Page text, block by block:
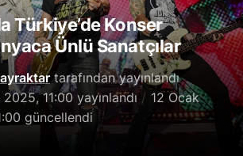
Türkiye’de Konser
Ünlü Sanatçılar
tarafından yayınlandı
11:00yayınlandı
12 Ocak
güncellendi